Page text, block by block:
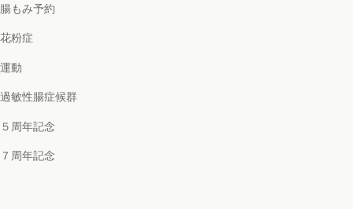
腸もみ予約
花粉症
運動
過敏性腸症候群
５周年記念
７周年記念